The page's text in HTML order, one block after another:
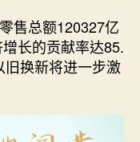
售总额120327亿
长的贡献率达85.
换新将进一步激